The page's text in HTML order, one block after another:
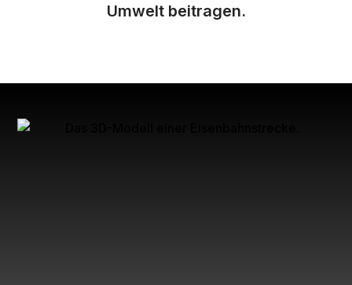
Umwelt beitragen.